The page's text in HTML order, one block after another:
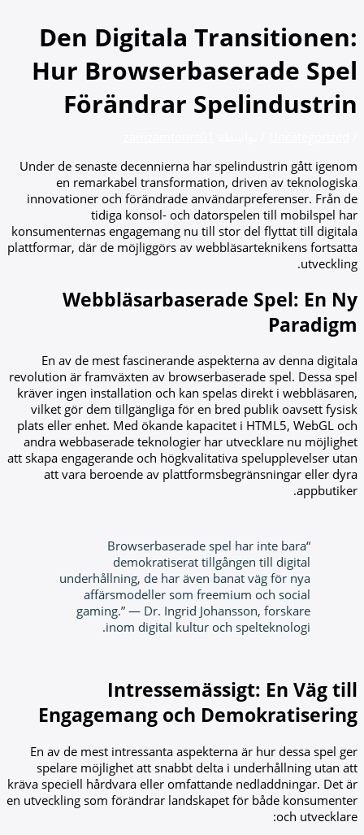
المحتوى
Den Digitala Transitionen:
Hur Browserbaserade Spel
Förändrar Spelindustrin
Under de senaste decennierna har spelindustrin gått igenom
en remarkabel transformation, driven av teknologiska
innovationer och förändrade användarpreferenser. Från de
tidiga konsol- och datorspelen till mobilspel har
konsumenternas engagemang nu till stor del flyttat till digitala
plattformar, där de möjliggörs av webbläsarteknikens fortsatta
utveckling.
Webbläsarbaserade Spel: En Ny
Paradigm
En av de mest fascinerande aspekterna av denna digitala
revolution är framväxten av browserbaserade spel. Dessa spel
kräver ingen installation och kan spelas direkt i webbläsaren,
vilket gör dem tillgängliga för en bred publik oavsett fysisk
plats eller enhet. Med ökande kapacitet i HTML5, WebGL och
andra webbaserade teknologier har utvecklare nu möjlighet
att skapa engagerande och högkvalitativa spelupplevelser utan
att vara beroende av plattformsbegränsningar eller dyra
appbutiker.
“Browserbaserade spel har inte bara
demokratiserat tillgången till digital
underhållning, de har även banat väg för nya
affärsmodeller som freemium och social
gaming.” — Dr. Ingrid Johansson, forskare
inom digital kultur och spelteknologi.
Intressemässigt: En Väg till
Engagemang och Demokratisering
En av de mest intressanta aspekterna är hur dessa spel ger
spelare möjlighet att snabbt delta i underhållning utan att
kräva speciell hårdvara eller omfattande nedladdningar. Det är
en utveckling som förändrar landskapet för både konsumenter
och utvecklare: